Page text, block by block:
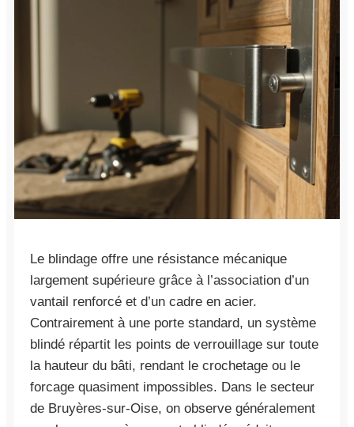
Le blindage offre une résistance mécanique
largement supérieure grâce à l’association d’un
vantail renforcé et d’un cadre en acier.
Contrairement à une porte standard, un système
blindé répartit les points de verrouillage sur toute
la hauteur du bâti, rendant le crochetage ou le
forcage quasiment impossibles. Dans le secteur
de Bruyères-sur-Oise, on observe généralement